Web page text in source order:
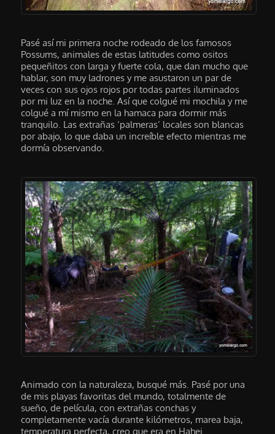
Pasé así mi primera noche rodeado de los famosos
Possums, animales de estas latitudes como ositos
pequeñitos con larga y fuerte cola, que dan mucho que
hablar, son muy ladrones y me asustaron un par de
veces con sus ojos rojos por todas partes iluminados
por mi luz en la noche. Así que colgué mi mochila y me
colgué a mí mismo en la hamaca para dormir más
tranquilo. Las extrañas ‘palmeras’ locales son blancas
por abajo, lo que daba un increíble efecto mientras me
dormía observando.
Animado con la naturaleza, busqué más. Pasé por una
de mis playas favoritas del mundo, totalmente de
sueño, de película, con extrañas conchas y
completamente vacía durante kilómetros, marea baja,
temperatura perfecta, creo que era en Hahei.